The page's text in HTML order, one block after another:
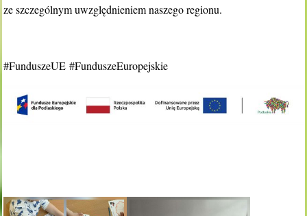
ze szczególnym uwzględnieniem naszego regionu.
#FunduszeUE #FunduszeEuropejskie